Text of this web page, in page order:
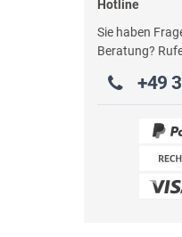
Hotline
Sie haben
Beratung?
+49